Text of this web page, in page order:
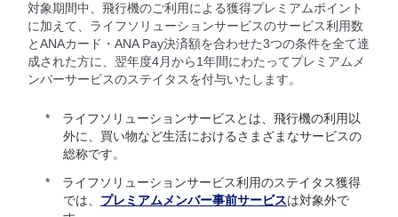
対象期間中、飛行機のご利用による獲得プレミアムポイント
に加えて、ライフソリューションサービスのサービス利用数
とANAカード・ANA Pay決済額を合わせた3つの条件を全て達
成された方に、翌年度4月から1年間にわたってプレミアムメ
ンバーサービスのステイタスを付与いたします。
ライフソリューションサービスとは、飛行機の利用以
外に、買い物など生活におけるさまざまなサービスの
総称です。
ライフソリューションサービス利用のステイタス獲得
では、 プレミアムメンバー事前サービスは対象外で